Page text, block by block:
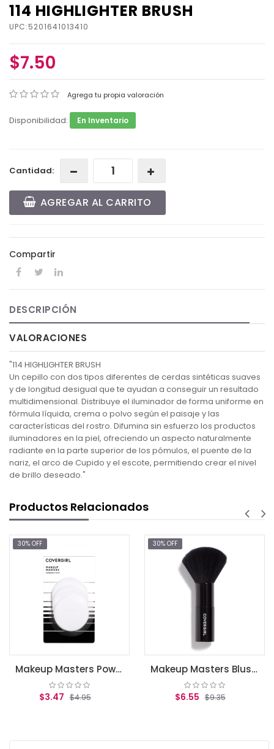
114 HIGHLIGHTER BRUSH
UPC:5201641013410
$7.50
Agrega tu propia valoración
Disponibilidad: En Inventario
Cantidad:
AGREGAR AL CARRITO
Compartir
DESCRIPCIÓN
VALORACIONES
"114 HIGHLIGHTER BRUSH
Un cepillo con dos tipos diferentes de cerdas sintéticas suaves
y de longitud desigual que te ayudan a conseguir un resultado
multidimensional. Distribuye el iluminador de forma uniforme en
fórmula líquida, crema o polvo según el paisaje y las
características del rostro. Difumina sin esfuerzo los productos
iluminadores en la piel, ofreciendo un aspecto naturalmente
radiante en la parte superior de los pómulos, el puente de la
nariz, el arco de Cupido y el escote, permitiendo crear el nivel
de brillo deseado."
Productos Relacionados
Makeup Masters Powder Puffs (3) 3 Count
$4.95
Makeup Masters Blush and Powder Brush 1 Count
$9.35